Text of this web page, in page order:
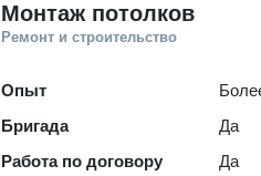
Монтаж потолков
Ремонт и строительство
Опыт
Бригада
Да
Работа по договору
Да